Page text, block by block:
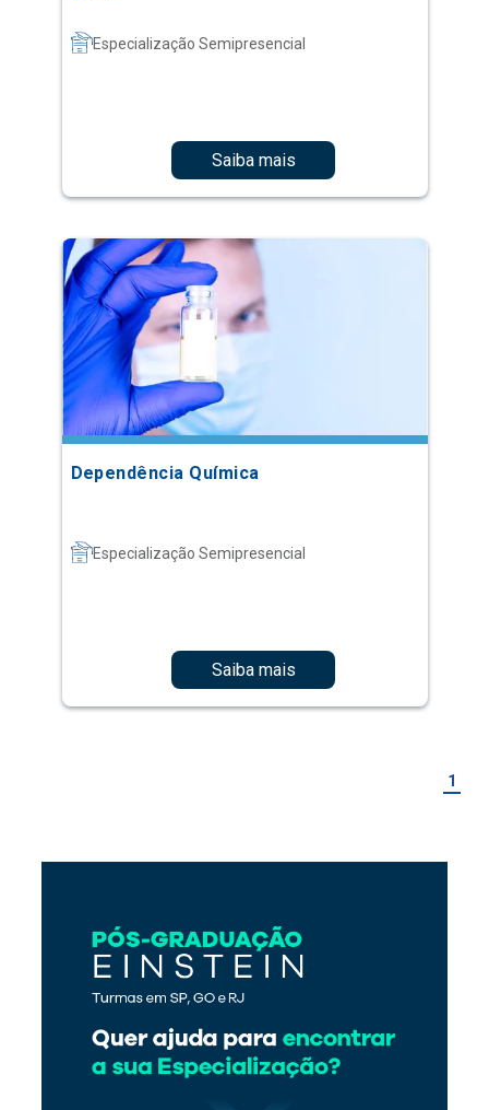
Especialização Semipresencial
Saiba mais
Dependência Química
Especialização Semipresencial
Saiba mais
1